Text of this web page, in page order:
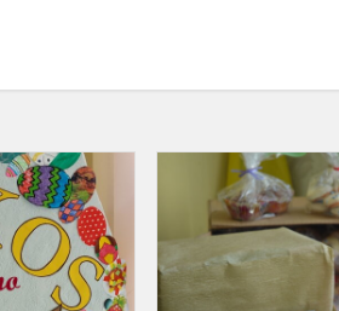
Sveikinimas